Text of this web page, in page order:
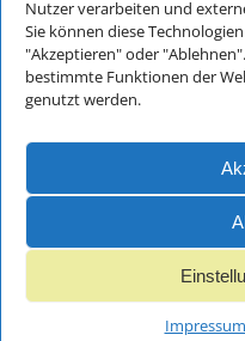
Nutzer verarbeiten und
Sie können diese
"Akzeptieren" oder
bestimmte Funktionen der
genutzt werden.
Büro-
Montag bis
ist unser Büro nur